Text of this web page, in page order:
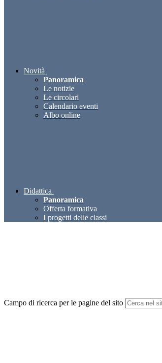
Novità
Panoramica
Le notizie
Le circolari
Calendario eventi
Albo online
Didattica
Panoramica
Offerta formativa
I progetti delle classi
Campo di ricerca per le pagine del sito